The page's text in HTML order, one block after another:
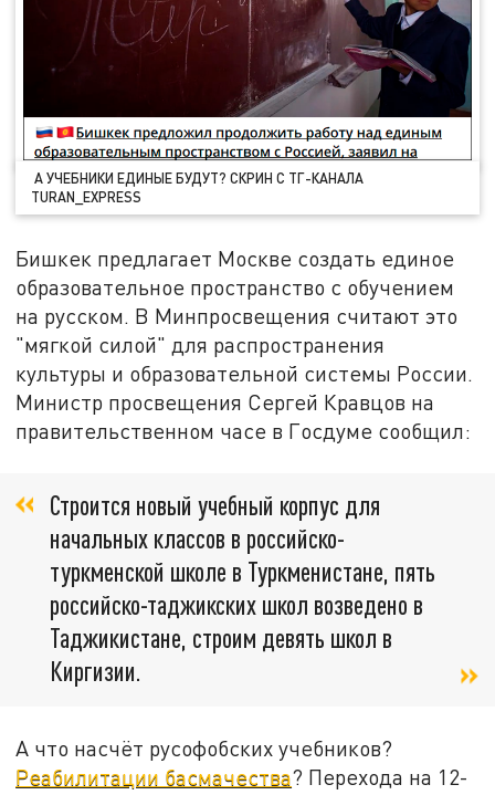
А УЧЕБНИКИ ЕДИНЫЕ БУДУТ? СКРИН С ТГ-КАНАЛА
TURAN_EXPRESS
Бишкек предлагает Москве создать единое
образовательное пространство с обучением
на русском. В Минпросвещения считают это
"мягкой силой" для распространения
культуры и образовательной системы России.
Министр просвещения Сергей Кравцов на
правительственном часе в Госдуме сообщил:
Строится новый учебный корпус для
начальных классов в российско-
туркменской школе в Туркменистане, пять
российско-таджикских школ возведено в
Таджикистане, строим девять школ в
Киргизии.
А что насчёт русофобских учебников?
Реабилитации басмачества? Перехода на 12-